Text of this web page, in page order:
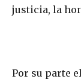
justicia, la
Por su parte